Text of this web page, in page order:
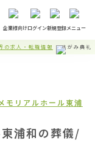
企業様向けログイン新規登録メニュー
の求人・転職情報 さがみ典礼
リアルホール東浦
浦和の葬儀/